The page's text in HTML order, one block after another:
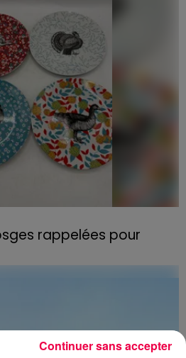
rappelées pour
dans deux assiettes en
Continuer sans accepter